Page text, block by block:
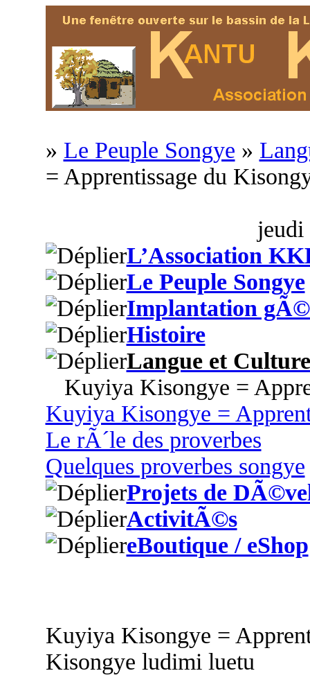
» Le Peuple Songye »
= Apprentissage du
jeudi
L’Association
Le Peuple Songye
Implantation
Histoire
Langue et Culture
Kuyiya Kisongye =
Kuyiya Kisongye =
Le rÃ´le des proverbes
Quelques proverbes songye
Projets de
ActivitÃ©s
eBoutique / eShop
Kuyiya Kisongye =
Kisongye ludimi luetu